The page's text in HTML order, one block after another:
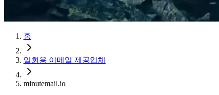
홈
일회용 이메일 제공업체
minutemail.io